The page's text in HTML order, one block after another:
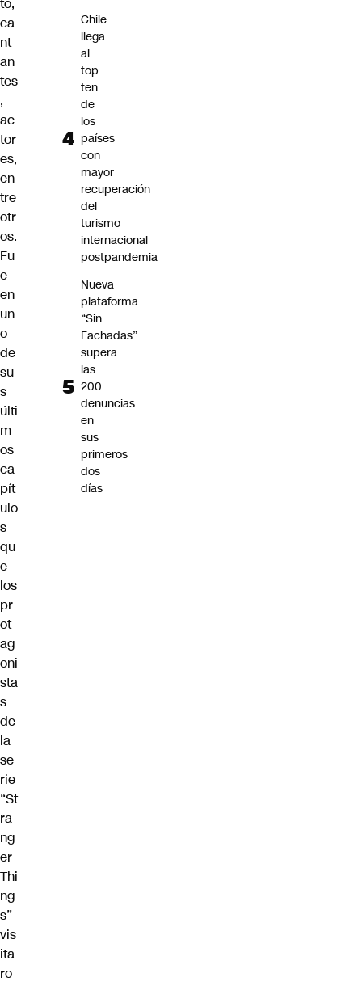
ca
nt
an
tes
,
ac
tor
es,
en
tre
otr
os.
Fu
e
en
un
o
de
su
s
últi
m
os
ca
pít
ulo
s
qu
e
los
pr
ot
ag
oni
sta
s
de
la
se
rie
“St
ra
ng
er
Thi
ng
s”
vis
ita
ro
Chile
llega
al
top
ten
de
los
países
con
mayor
recuperación
del
turismo
internacional
postpandemia
Nueva
plataforma
“Sin
Fachadas”
supera
las
200
denuncias
en
sus
primeros
dos
días